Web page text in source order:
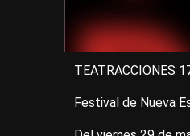
TEATRACCIONES
Festival de Nueva